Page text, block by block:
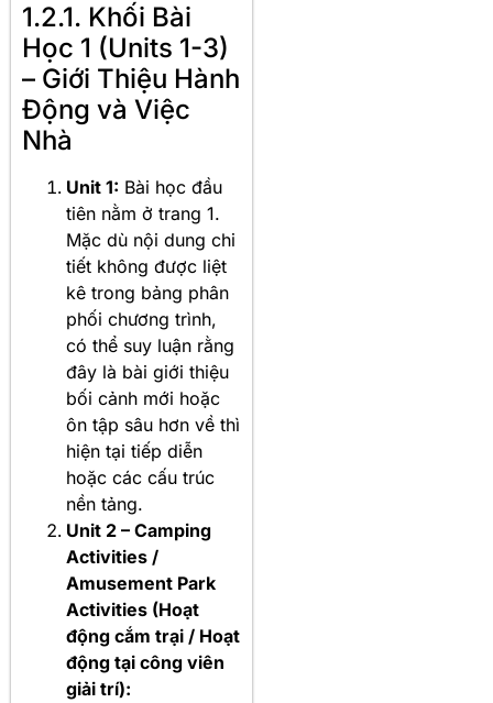
1.2.1. Khối Bài
Học 1 (Units 1-3)
– Giới Thiệu Hành
Động và Việc
Nhà
Unit 1: Bài học đầu
tiên nằm ở trang 1.
Mặc dù nội dung chi
tiết không được liệt
kê trong bảng phân
phối chương trình,
có thể suy luận rằng
đây là bài giới thiệu
bối cảnh mới hoặc
ôn tập sâu hơn về thì
hiện tại tiếp diễn
hoặc các cấu trúc
nền tảng.
Unit 2 – Camping
Activities /
Amusement Park
Activities (Hoạt
động cắm trại / Hoạt
động tại công viên
giải trí):